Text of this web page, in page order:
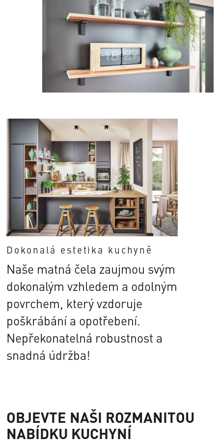
Dokonalá estetika kuchyně
Naše matná čela zaujmou svým
dokonalým vzhledem a odolným
povrchem, který vzdoruje
poškrábání a opotřebení.
Nepřekonatelná robustnost a
snadná údržba!
OBJEVTE NAŠI ROZMANITOU
NABÍDKU KUCHYNÍ